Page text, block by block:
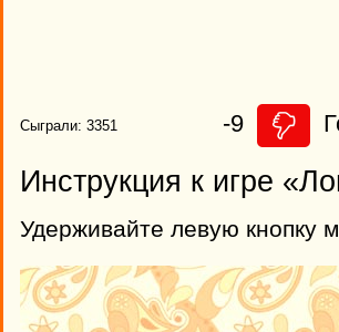
Сыграли: 3351 -9
Инструкция к игре
Удерживайте левую кнопку